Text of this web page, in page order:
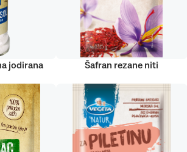
jodirana Šafran rezane niti